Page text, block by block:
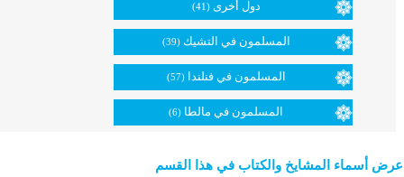
دول أخرى (41)
المسلمون في التشيك (39)
المسلمون في فنلندا (57)
المسلمون في مالطا (6)
عرض أسماء المشايخ والكتاب في هذا القسم